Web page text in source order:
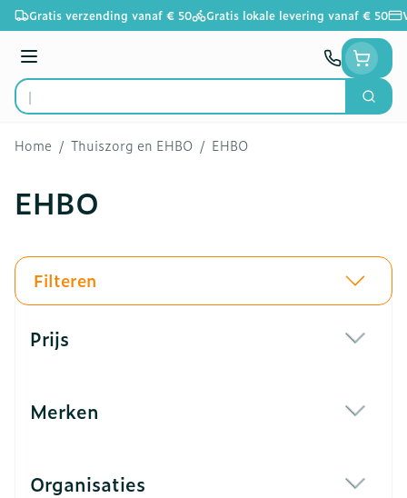
Ga naar de inhoud
Gratis verzending vanaf € 50 Gratis lokale levering vanaf € 50
Menu
Product, merk, categorie...
Zoek
Home / Thuiszorg en EHBO / EHBO
EHBO
Filteren
Prijs
Merken
Organisaties